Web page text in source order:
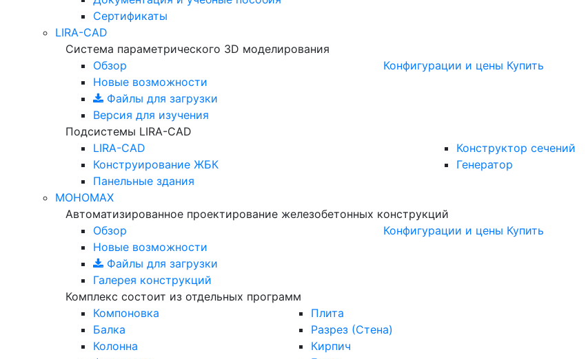
Сертификаты
LIRA-CAD
Система параметрического 3D моделирования
Обзор
Новые возможности
Файлы для загрузки
Версия для изучения
Конфигурации и цены Купить
Подсистемы LIRA-CAD
LIRA-CAD
Конструирование ЖБК
Панельные здания
Конструктор сечений
Генератор
МОНОМАХ
Автоматизированное проектирование железобетонных конструкций
Обзор
Новые возможности
Файлы для загрузки
Галерея конструкций
Конфигурации и цены Купить
Комплекс состоит из отдельных программ
Компоновка
Балка
Колонна
Плита
Разрез (Стена)
Кирпич